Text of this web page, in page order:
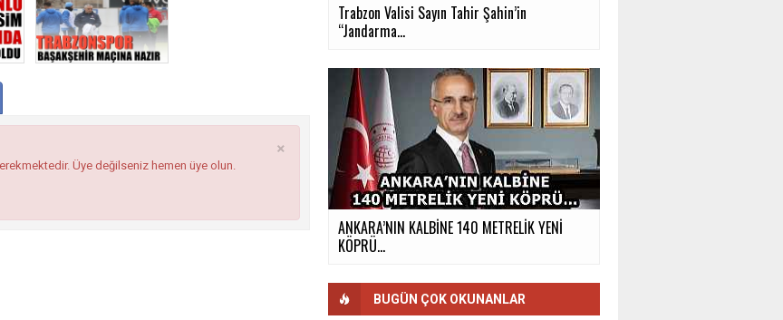
×
Üye değilseniz hemen üye olun.
Trabzon Valisi Sayın Tahir Şahin’in
“Jandarma...
ANKARA’NIN KALBİNE 140 METRELİK YENİ
KÖPRÜ…
BUGÜN ÇOK OKUNANLAR